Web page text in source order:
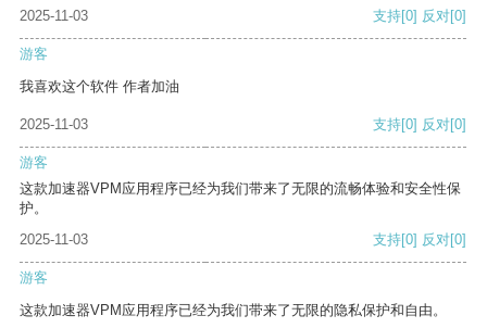
2025-11-03 支持[0] 反对[0]
游客
我喜欢这个软件 作者加油
2025-11-03 支持[0] 反对[0]
游客
这款加速器VPM应用程序已经为我们带来了无限的流畅体验和安全性保
护。
2025-11-03
支持[0] 反对[0]
游客
这款加速器VPM应用程序已经为我们带来了无限的隐私保护和自由。